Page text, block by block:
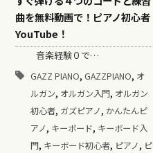
曲を無料動画で！ピアノ初心者
YouTube！
音楽経験０で…
GAZZ PIANO, GAZZPIANO, オ
ルガン, オルガン入門, オルガン
初心者, ガズピアノ, かんたんピ
アノ, キーボード, キーボード入
門, キーボード初心者, ピアノ, ピ